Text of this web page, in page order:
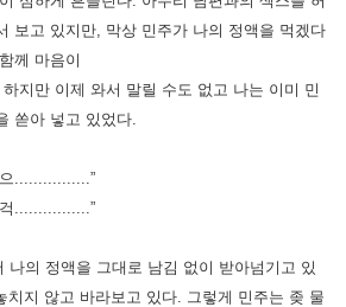
보고 있지만, 막상 민주가 나의 정액을 먹겠다
께 마음이
하지만 이제 와서 말릴 수도 없고 나는 이미 민
쏟아 넣고 있었다.
................”
................”
나의 정액을 그대로 남김 없이 받아넘기고 있
치지 않고 바라보고 있다. 그렇게 민주는 좆 물